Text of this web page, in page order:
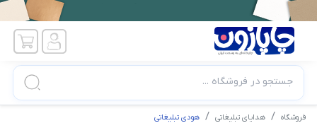
جستجو در فروشگاه ...
فروشگاه هدایای تبلیغاتی هودی تبلیغاتی